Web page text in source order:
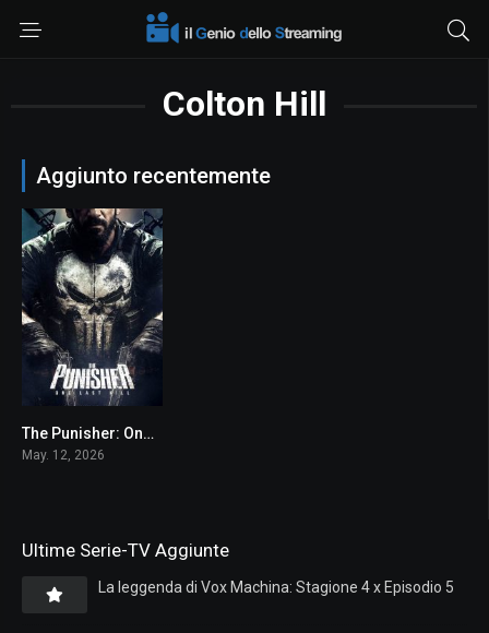
Colton Hill
Aggiunto recentemente
0
The Punisher: One Last Kill
May. 12, 2026
Ultime Serie-TV Aggiunte
La leggenda di Vox Machina: Stagione 4 x Episodio 5